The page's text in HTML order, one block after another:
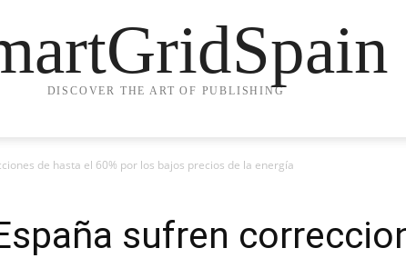
DISCOVER THE ART OF PUBLISHING
de hasta el 60% por los bajos precios de la energía
sufren